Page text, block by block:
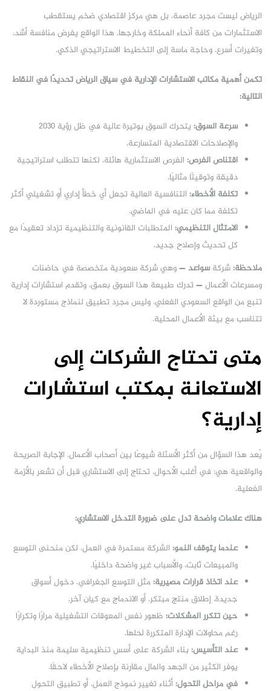
الرياض ليست مجرد عاصمة، بل هي مركز اقتصادي ضخم يستقطب
الاستثمارات من كافة أنحاء المملكة وخارجها. هذا الواقع يفرض منافسة أشد،
وتغيرات أسرع، وحاجة ماسة إلى التخطيط الاستراتيجي الذكي.
تكمن أهمية مكاتب الاستشارات الإدارية في سياق الرياض تحديدًا في النقاط
التالية:
سرعة السوق:
يتحرك السوق بوتيرة عالية في ظل رؤية 2030
والإصلاحات الاقتصادية المتسارعة.
اقتناص الفرص: الفرص الاستثمارية هائلة، لكنها تتطلب استراتيجية
دقيقة وتوقيتًا مثاليًا.
تكلفة الأخطاء: التنافسية العالية تجعل أي خطأ إداري أو تشغيلي أكثر
تكلفة مما كان عليه في الماضي.
الامتثال التنظيمي: المتطلبات القانونية والتنظيمية تزداد تعقيدًا مع
كل تحديث وإصلاح جديد.
ملاحظة:شركة سواعد— وهي شركة سعودية متخصصة في حاضنات
ومسرعات الأعمال — تدرك طبيعة هذا السوق بعمق، وتقدم استشارات إدارية
تنبع من الواقع السعودي الفعلي، وليس مجرد تطبيق لنماذج مستوردة لا
تتناسب مع بيئة الأعمال المحلية.
متى تحتاج الشركات إلى
الاستعانة بمكتب استشارات
إدارية؟
يُعد هذا السؤال من أكثر الأسئلة شيوعًا بين أصحاب الأعمال. الإجابة الصريحة
والواقعية هي: في أغلب الأحوال، تحتاج إلى الاستشاري قبل أن تشعر بالأزمة
الفعلية.
هناك علامات واضحة تدل على ضرورة التدخل الاستشاري:
عندما يتوقف النمو: الشركة مستمرة في العمل، لكن منحنى التوسع
والمبيعات ثابت، والأسباب غير واضحة داخليًا.
عند اتخاذ قرارات مصيرية:مثل التوسع الجغرافي، دخول أسواق
جديدة، إطلاق منتج مبتكر، أو الاندماج مع كيان آخر.
حين تتكرر المشكلات: ظهور نفس المعوقات التشغيلية مرارًا وتكرارًا
رغم محاولات الإدارة المتكررة لحلها.
عند التأسيس: بناء الشركة على أسس تنظيمية سليمة منذ البداية
يوفر الكثير من الجهد والمال مقارنة بإصلاح الأخطاء لاحقًا.
في مراحل التحول:أثناء تغيير نموذج العمل، أو تطبيق التحول